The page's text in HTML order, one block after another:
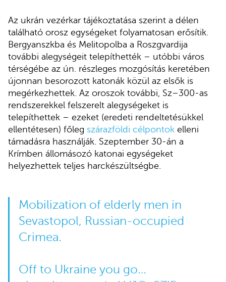
Az ukrán vezérkar tájékoztatása szerint a délen
található orosz egységeket folyamatosan erősítik.
Bergyanszkba és Melitopolba a Roszgvardija
további alegységeit telepíthették – utóbbi város
térségébe az ún. részleges mozgósítás keretében
újonnan besorozott katonák közül az elsők is
megérkezhettek. Az oroszok további, Sz–300-as
rendszerekkel felszerelt alegységeket is
telepíthettek – ezeket (eredeti rendeltetésükkel
ellentétesen) főleg szárazföldi célpontok elleni
támadásra használják. Szeptember 30-án a
Krímben állomásozó katonai egységeket
helyezhettek teljes harckészültségbe.
Mobilization of elderly men in
Sevastopol, Russian-occupied
Crimea.
Off to Ukraine you go…